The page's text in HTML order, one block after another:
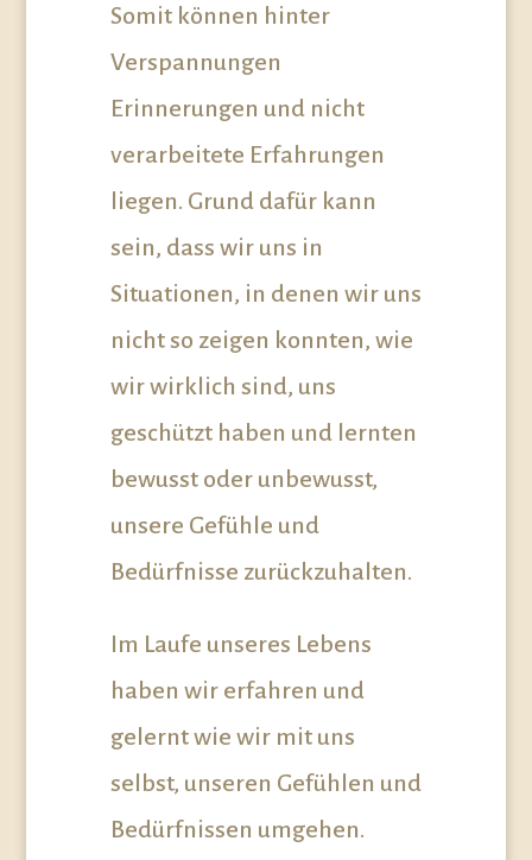
Somit können hinter
Verspannungen
Erinnerungen und nicht
verarbeitete Erfahrungen
liegen. Grund dafür kann
sein, dass wir uns in
Situationen, in denen wir uns
nicht so zeigen konnten, wie
wir wirklich sind, uns
geschützt haben und lernten
bewusst oder unbewusst,
unsere Gefühle und
Bedürfnisse zurückzuhalten.
Im Laufe unseres Lebens
haben wir erfahren und
gelernt wie wir mit uns
selbst, unseren Gefühlen und
Bedürfnissen umgehen.